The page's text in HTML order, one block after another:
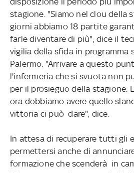
stagione. "Siamo nel clou della
giorni abbiamo 18 partite
farle diventare di più", dice il
vigilia della sfida in programma
Palermo. "Arrivare a questo
l'infermeria che si svuota non
per il prosieguo della stagione.
ora dobbiamo avere quello
vittoria ci può dare", dice.
In attesa di recuperare tutti gli
permettersi anche di
formazione che scenderà in